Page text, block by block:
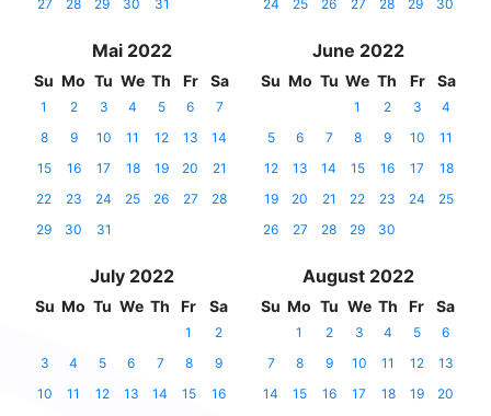
27
28 29 30 31
24
25 26 27 28 29 30
Mai 2022
Su Mo Tu We Th Fr Sa
1 2 3 4 5 6
7
8
9 10 11 12 13
14
15
16 17 18 19 20
21
22
23 24 25 26 27
28
29
30 31
June 2022
Su Mo Tu We Th Fr Sa
1 2 3
4
5
6 7 8 9 10
11
12
13 14 15 16 17
18
19
20 21 22 23 24
25
26
27 28 29 30
July 2022
Su Mo Tu We Th Fr Sa
1
2
3
4 5 6 7 8
9
10
11 12 13 14 15
16
August 2022
Su Mo Tu We Th Fr Sa
1 2 3 4 5
6
7
8 9 10 11 12
13
14
15 16 17 18 19
20